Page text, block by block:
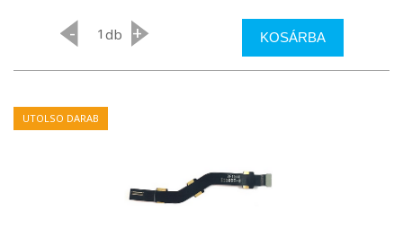
- db + KOSÁRBA
UTOLSO DARAB